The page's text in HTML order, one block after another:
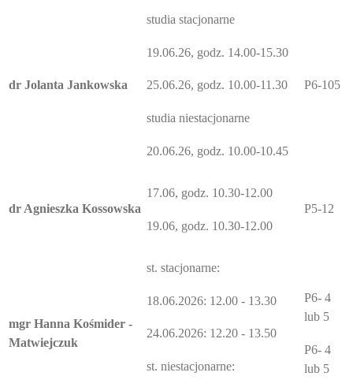
dr Jolanta Jankowska
studia stacjonarne
19.06.26, godz. 14.00-15.30
25.06.26, godz. 10.00-11.30
studia niestacjonarne
20.06.26, godz. 10.00-10.45
P6-105
dr Agnieszka Kossowska
17.06, godz. 10.30-12.00
19.06, godz. 10.30-12.00
P5-12
mgr Hanna Kośmider -
Matwiejczuk
st. stacjonarne:
18.06.2026: 12.00 - 13.30
24.06.2026: 12.20 - 13.50
st. niestacjonarne:
P6- 4
lub 5
P6- 4
lub 5